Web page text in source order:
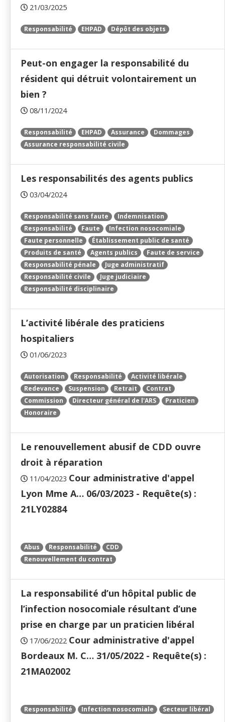
21/03/2025
Responsabilité EHPAD Dépôt des objets
Peut-on engager la responsabilité du
résident qui détruit volontairement un
bien ?
08/11/2024
Responsabilité EHPAD Assurance
Dommages
Assurance responsabilité civile
Les responsabilités des agents publics
03/04/2024
Responsabilité sans faute
Indemnisation
Responsabilité
Faute
Infection nosocomiale
Faute personnelle
Établissement public de santé
Produits de santé
Agents publics
Faute de service
Responsabilité pénale
Juge administratif
Responsabilité civile
Juge judiciaire
Responsabilité disciplinaire
L’activité libérale des praticiens
hospitaliers
01/06/2023
Autorisation Responsabilité
Activité libérale
Redevance
Suspension Retrait
Contrat
Commission
Directeur général de l'ARS
Praticien
Honoraire
Le renouvellement abusif de CDD ouvre
droit à réparation
11/04/2023 Cour administrative d'appel
Lyon Mme A… 06/03/2023 - Requête(s) :
21LY02884
Abus Responsabilité
CDD
Renouvellement du contrat
La responsabilité d’un hôpital public de
l’infection nosocomiale résultant d’une
prise en charge par un praticien libéral
17/06/2022 Cour administrative d'appel
Bordeaux M. C… 31/05/2022 - Requête(s) :
21MA02002
Responsabilité Infection nosocomiale Secteur libéral